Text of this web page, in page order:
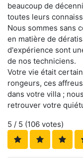
beaucoup de
toutes leurs
Nous sommes sans
en matière de
d'expérience sont
de nos techniciens.
Votre vie était
rongeurs, ces
dans votre villa ;
retrouver votre
5 / 5 (106 votes)